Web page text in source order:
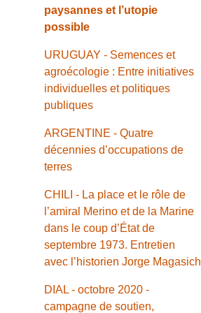
paysannes et l’utopie
possible
URUGUAY - Semences et
agroécologie : Entre initiatives
individuelles et politiques
publiques
ARGENTINE -​ Quatre
décennies d’occupations de
terres
CHILI - La place et le rôle de
l’amiral Merino et de la Marine
dans le coup d’État de
septembre 1973. Entretien
avec l’historien Jorge Magasich
DIAL - octobre 2020 -
campagne de soutien,